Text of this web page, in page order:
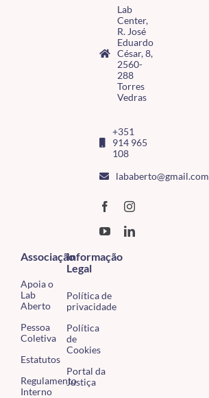
Lab
Center,
R. José
Eduardo
César, 8,
2560-
288
Torres
Vedras
+351
914 965
108
lababerto@gmail.com
Associação
Apoia o
Lab
Aberto
Pessoa
Coletiva
Estatutos
Regulamento
Interno
Informação
Legal
Política de
privacidade
Política
de
Cookies
Portal da
Justiça